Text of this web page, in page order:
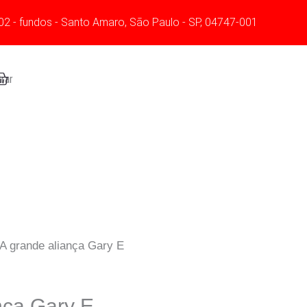
- fundos - Santo Amaro, São Paulo - SP, 04747-001
grande aliança Gary E